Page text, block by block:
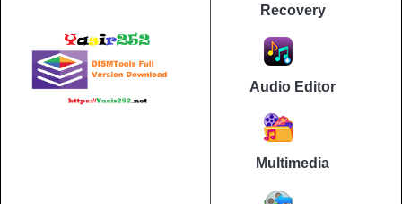
Recovery
Audio Editor
Multimedia